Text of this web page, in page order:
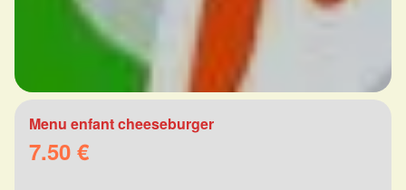
Menu enfant cheeseburger
7.50 €